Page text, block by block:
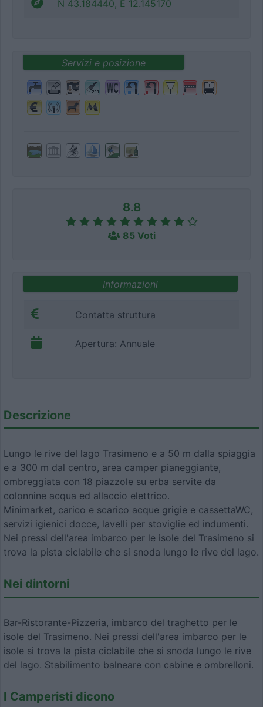
N 43.184440, E 12.145170
Servizi e posizione
8.8
85 Voti
Informazioni
Contatta struttura
Apertura: Annuale
Descrizione
Lungo le rive del lago Trasimeno e a 50 m dalla spiaggia
e a 300 m dal centro, area camper pianeggiante,
ombreggiata con 18 piazzole su erba servite da
colonnine acqua ed allaccio elettrico.
Minimarket, carico e scarico acque grigie e cassettaWC,
servizi igienici docce, lavelli per stoviglie ed indumenti.
Nei pressi dell'area imbarco per le isole del Trasimeno si
trova la pista ciclabile che si snoda lungo le rive del lago.
Nei dintorni
Bar-Ristorante-Pizzeria, imbarco del traghetto per le
isole del Trasimeno. Nei pressi dell'area imbarco per le
isole si trova la pista ciclabile che si snoda lungo le rive
del lago. Stabilimento balneare con cabine e ombrelloni.
I Camperisti dicono